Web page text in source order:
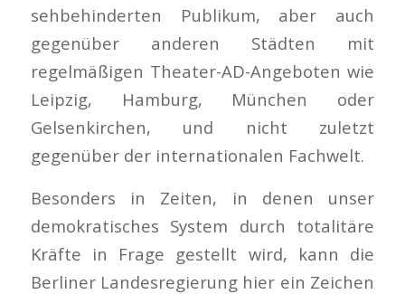
sehbehinderten Publikum, aber auch
gegenüber anderen Städten mit
regelmäßigen Theater-AD-Angeboten wie
Leipzig, Hamburg, München oder
Gelsenkirchen, und nicht zuletzt
gegenüber der internationalen Fachwelt.
Besonders in Zeiten, in denen unser
demokratisches System durch totalitäre
Kräfte in Frage gestellt wird, kann die
Berliner Landesregierung hier ein Zeichen